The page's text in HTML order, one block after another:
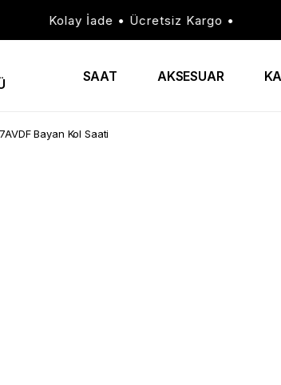
Kolay İade • Ücretsiz Kargo •
SAAT AKSESUAR
Bayan Kol Saati